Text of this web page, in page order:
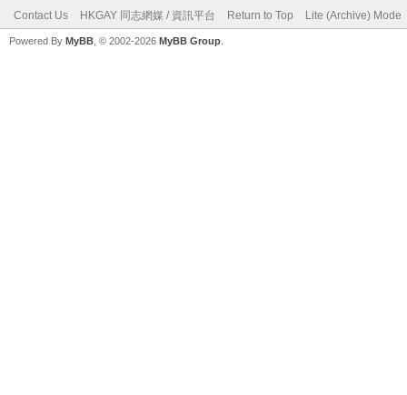
Contact Us HKGAY 同志網媒 / 資訊平台 Return to Top Lite (Archive) Mode
Powered By MyBB , © 2002-2026 MyBB Group